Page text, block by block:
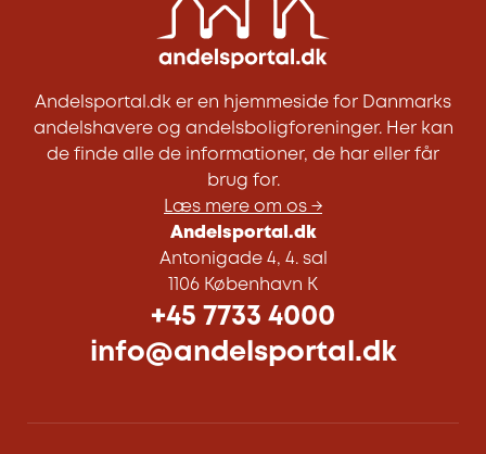
Andelsportal.dk er en hjemmeside for Danmarks
andelshavere og andelsboligforeninger. Her kan
de finde alle de informationer, de har eller får
brug for.
Læs mere om os →
Andelsportal.dk
Antonigade 4, 4. sal
1106 København K
+45 7733 4000
info@andelsportal.dk